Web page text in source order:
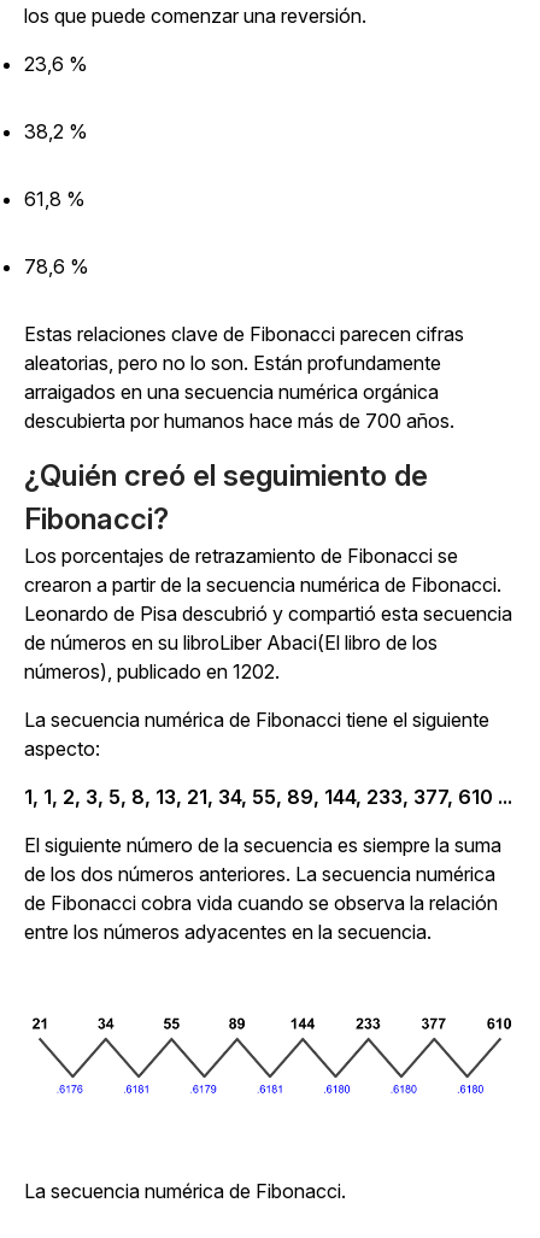
los que puede comenzar una reversión.
23,6 %
38,2 %
61,8 %
78,6 %
Estas relaciones clave de Fibonacci parecen cifras
aleatorias, pero no lo son. Están profundamente
arraigados en una secuencia numérica orgánica
descubierta por humanos hace más de 700 años.
¿Quién creó el seguimiento de
Fibonacci?
Los porcentajes de retrazamiento de Fibonacci se
crearon a partir de la secuencia numérica de Fibonacci.
Leonardo de Pisa descubrió y compartió esta secuencia
de números en su libroLiber Abaci(El libro de los
números), publicado en 1202.
La secuencia numérica de Fibonacci tiene el siguiente
aspecto:
1, 1, 2, 3, 5, 8, 13, 21, 34, 55, 89, 144, 233, 377, 610 ...
El siguiente número de la secuencia es siempre la suma
de los dos números anteriores. La secuencia numérica
de Fibonacci cobra vida cuando se observa la relación
entre los números adyacentes en la secuencia.
La secuencia numérica de Fibonacci.